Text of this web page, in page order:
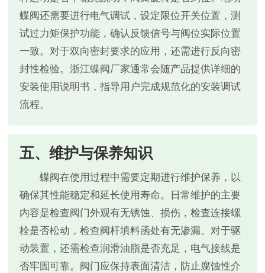
蝶阀还需要进行电气调试，设定限位开关位置，测
试过力矩保护功能，确认反馈信号与阀位实际位置
一致。对于双向密封要求的应用，还需进行反向密
封性检验。浙江蝶阀厂家通常会随产品提供详细的
安装使用说明书，指导用户完成规范化的安装调试
流程。
五、维护与保养知识
蝶阀在使用过程中需要定期进行维护保养，以
确保其性能稳定和延长使用寿命。日常维护的主要
内容是检查阀门外观有无锈蚀、损伤，检查连接螺
栓是否松动，检查阀杆填料函处有无渗漏。对于驱
动装置，还需检查润滑油脂是否充足，电气接线是
否牢固可靠。阀门应保持表面清洁，防止腐蚀性介